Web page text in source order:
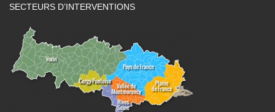
SECTEURS D’INTERVENTIONS